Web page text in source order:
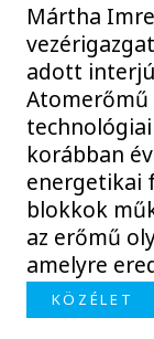
Mártha
adott
korábban
energetikai
blokkok
az erőmű
amelyre
KÖZÉLET